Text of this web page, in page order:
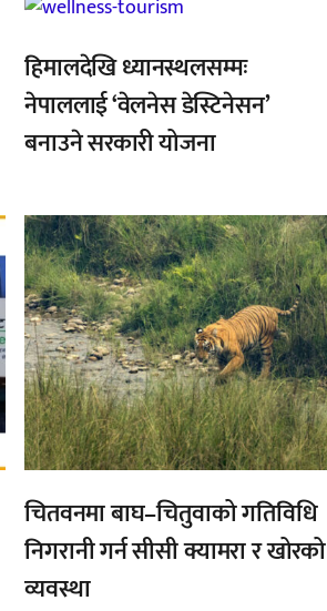
,
हिमालदेखि ध्यानस्थलसम्मः
नेपाललाई ‘वेलनेस डेस्टिनेसन’
बनाउने सरकारी योजना
,
चितवनमा बाघ–चितुवाको गतिविधि
निगरानी गर्न सीसी क्यामरा र खोरको
व्यवस्था